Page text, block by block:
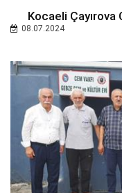
Kocaeli
08.07.2024